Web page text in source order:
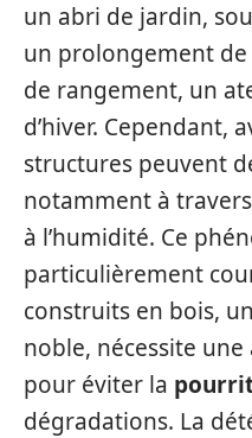
un abri de jardin,
un prolongement de
de rangement, un
d’hiver. Cependant,
structures peuvent
notamment à
à l’humidité. Ce
particulièrement
construits en bois,
noble, nécessite
pour éviter la
dégradations. La